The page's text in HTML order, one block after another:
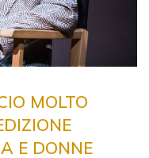
MOLTO
E DONNE